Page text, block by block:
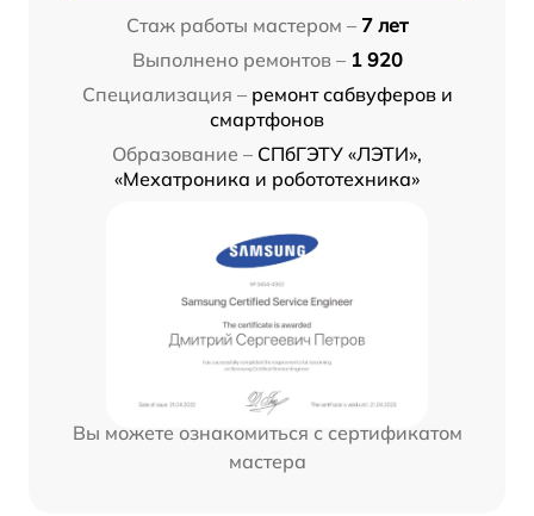
Стаж работы мастером – 7 лет
Выполнено ремонтов – 1 920
Специализация – ремонт сабвуферов и
смартфонов
Образование – СПбГЭТУ «ЛЭТИ»,
«Мехатроника и робототехника»
Вы можете ознакомиться с сертификатом
мастера